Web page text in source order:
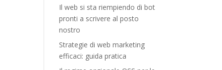
Il web si sta riempiendo di bot
pronti a scrivere al posto
nostro
Strategie di web marketing
efficaci: guida pratica